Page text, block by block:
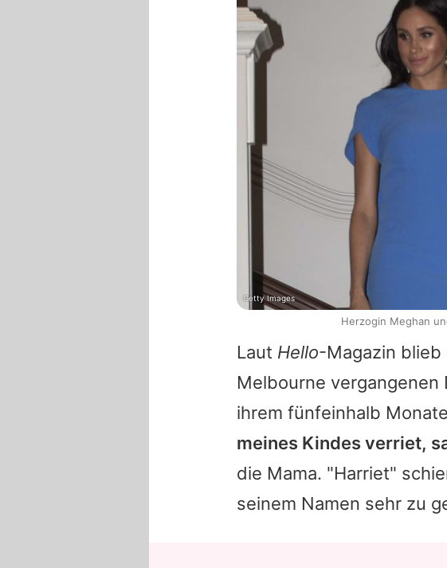
Laut Hello-Magazin blieb
Melbourne
ihrem fünfeinhalb
meines Kindes verriet,
die Mama. "Harriet"
seinem Namen sehr zu
Getty Images
Herzogin Meghan